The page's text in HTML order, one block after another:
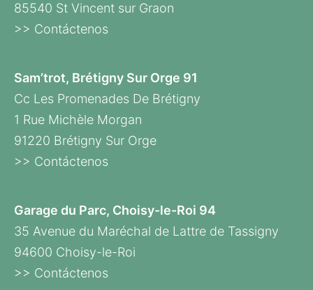
85540 St Vincent sur Graon
>> Contáctenos
Sam’trot, Brétigny Sur Orge 91
Cc Les Promenades De Brétigny
1 Rue Michèle Morgan
91220 Brétigny Sur Orge
>> Contáctenos
Garage du Parc, Choisy-le-Roi 94
35 Avenue du Maréchal de Lattre de Tassigny
94600 Choisy-le-Roi
>> Contáctenos